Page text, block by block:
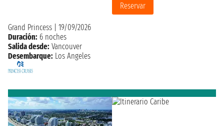
Reservar
Grand Princess
19/09/2026
Duración: 6 noches
Salida desde: Vancouver
Desembarque: Los Angeles